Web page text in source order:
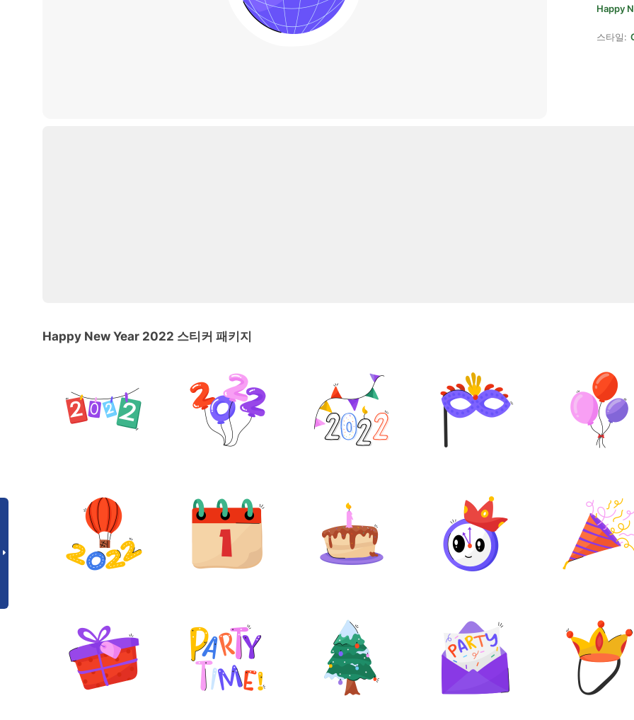
Happy
스타일:
Happy New Year 2022 스티커 패키지